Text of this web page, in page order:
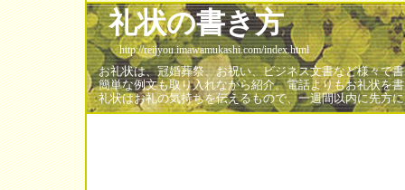
礼状の書き方
http://reijyou.imawamukashi.com/index.html
お礼状は、冠婚葬祭、お祝い、ビジネス文書など様々で
簡単な例文も取り入れながら紹介。電話よりもお礼状を
礼状はお礼の気持ちを伝えるもので、一週間以内に先方